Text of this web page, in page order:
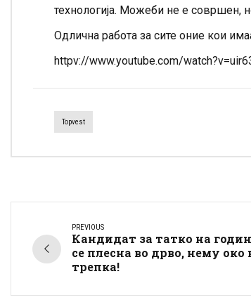
технологија. Можеби не е совршен,
Одлична работа за сите оние кои
httpv://www.youtube.com/
Topvest
PREVIOUS
Кандидат за татко на
се плесна во дрво, нему око
трепка!